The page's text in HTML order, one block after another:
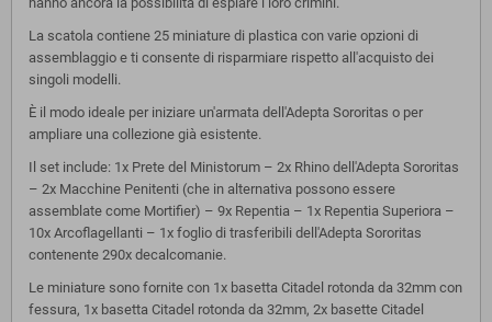
La scatola contiene 25 miniature di plastica con varie opzioni di
assemblaggio e ti consente di risparmiare rispetto all'acquisto dei
singoli modelli.
È il modo ideale per iniziare un'armata dell'Adepta Sororitas o per
ampliare una collezione già esistente.
Il set include: 1x Prete del Ministorum – 2x Rhino dell'Adepta Sororitas
– 2x Macchine Penitenti (che in alternativa possono essere
assemblate come Mortifier) – 9x Repentia – 1x Repentia Superiora –
10x Arcoflagellanti – 1x foglio di trasferibili dell'Adepta Sororitas
contenente 290x decalcomanie.
Le miniature sono fornite con 1x basetta Citadel rotonda da 32mm con
fessura, 1x basetta Citadel rotonda da 32mm, 2x basette Citadel